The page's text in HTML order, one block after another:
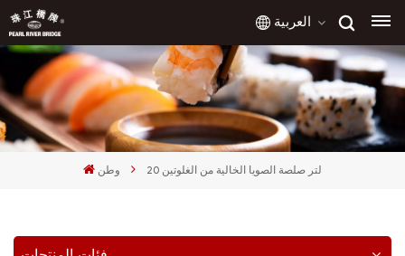
العربية
English
français
وطن 20 لتر صلصة الصويا الخالية من الغلوتين